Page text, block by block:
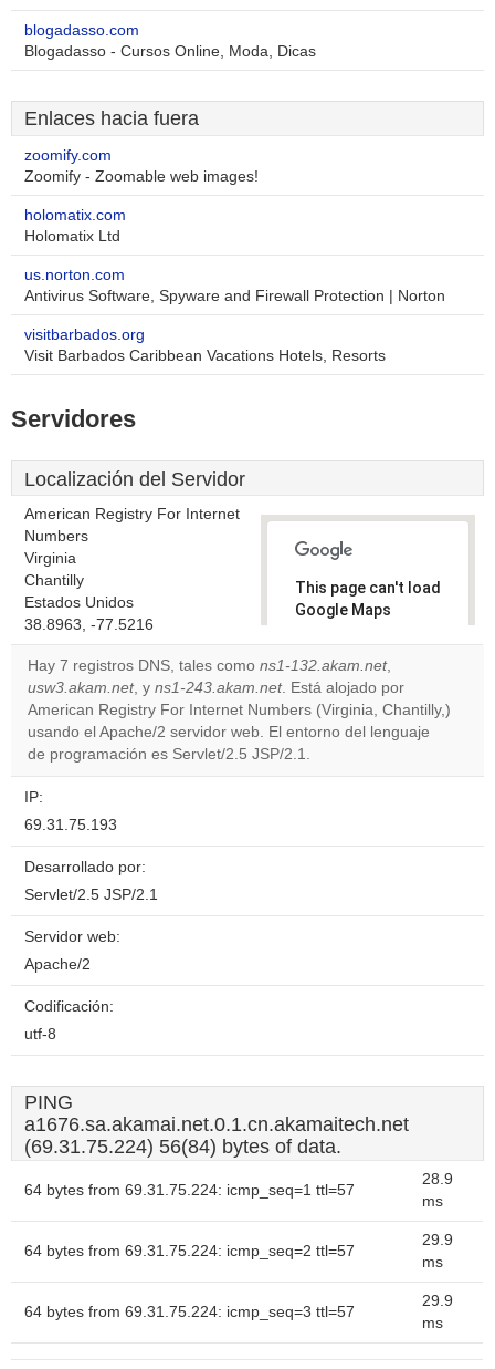
blogadasso.com
Blogadasso - Cursos Online, Moda, Dicas
Enlaces hacia fuera
zoomify.com
Zoomify - Zoomable web images!
holomatix.com
Holomatix Ltd
us.norton.com
Antivirus Software, Spyware and Firewall Protection | Norton
visitbarbados.org
Visit Barbados Caribbean Vacations Hotels, Resorts
Servidores
Localización del Servidor
American Registry For Internet
Numbers
Virginia
Chantilly
Estados Unidos
38.8963, -77.5216
This page can't load
Google Maps
Do you
own this
website?
Hay 7 registros DNS, tales como ns1-132.akam.net,
usw3.akam.net, y ns1-243.akam.net. Está alojado por
American Registry For Internet Numbers (Virginia, Chantilly,)
usando el Apache/2 servidor web. El entorno del lenguaje
de programación es Servlet/2.5 JSP/2.1.
IP:
69.31.75.193
Desarrollado por:
Servlet/2.5 JSP/2.1
Servidor web:
Apache/2
Codificación:
utf-8
PING
a1676.sa.akamai.net.0.1.cn.akamaitech.net
(69.31.75.224) 56(84) bytes of data.
64 bytes from 69.31.75.224: icmp_seq=1 ttl=57
28.9
ms
64 bytes from 69.31.75.224: icmp_seq=2 ttl=57
29.9
ms
64 bytes from 69.31.75.224: icmp_seq=3 ttl=57
29.9
ms